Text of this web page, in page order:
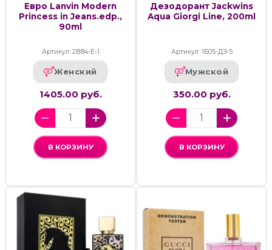
Евро Lanvin Modern
Princess in Jeans.edp.,
90ml
Артикул: 2В84-Е-1
Женский
1405.00 руб.
В КОРЗИНУ
Дезодорант Jackwins
Aqua Giorgi Line, 200ml
Артикул: 1Б05-ДЗ-5
Мужской
350.00 руб.
В КОРЗИНУ